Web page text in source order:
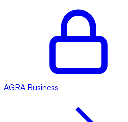
AGRA Business